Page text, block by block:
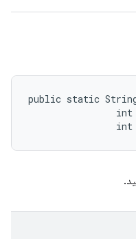
public static
int
int